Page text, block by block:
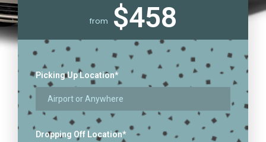
from $458
Picking Up Location*
Dropping Off Location*